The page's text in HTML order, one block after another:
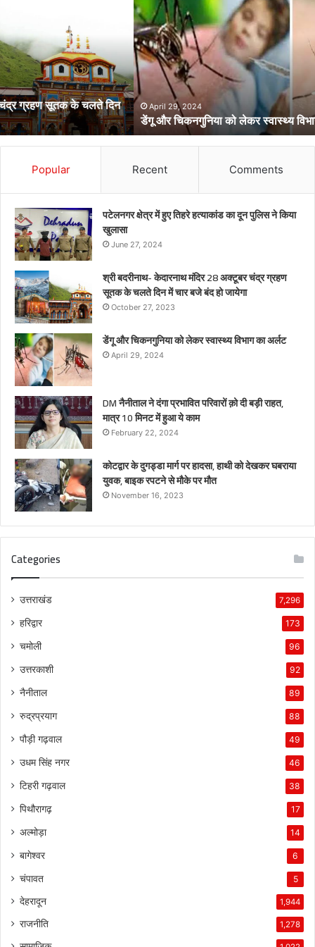
लेकर
स्वास्थ्य
विभाग
का
अर्लटApril 29, 2024
डेंगू और चिकनगुनिया को लेकर स्वास्थ्य विभाग का अर्लट
Popular Recent Comments
पटेलनगर क्षेत्र में हुए तिहरे हत्याकांड का दून पुलिस ने किया
खुलासा
June 27, 2024
श्री बदरीनाथ- केदारनाथ मंदिर 28 अक्टूबर चंद्र ग्रहण
सूतक के चलते दिन में चार बजे बंद हो जायेगा
October 27, 2023
डेंगू और चिकनगुनिया को लेकर स्वास्थ्य विभाग का अर्लट
April 29, 2024
DM नैनीताल ने दंगा प्रभावित परिवारों क़ो दी बड़ी राहत,
मात्र 10 मिनट में हुआ ये काम
February 22, 2024
कोटद्वार के दुगड्डा मार्ग पर हादसा, हाथी को देखकर घबराया
युवक, बाइक रपटने से मौके पर मौत
November 16, 2023
Categories
उत्तराखंड 7,296
हरिद्वार 173
चमोली 96
उत्तरकाशी 92
नैनीताल 89
रुद्रप्रयाग 88
पौड़ी गढ़वाल 49
उधम सिंह नगर 46
टिहरी गढ़वाल 38
पिथौरागढ़ 17
अल्मोड़ा 14
बागेश्वर 6
चंपावत 5
देहरादून 1,944
राजनीति 1,278